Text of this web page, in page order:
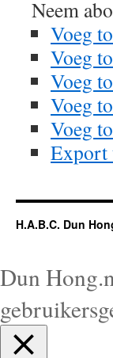
Neem
Voeg
Voeg
Voeg
Voeg
Voeg
H.A.B.C. Dun
Dun